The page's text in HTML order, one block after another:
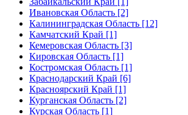
Ивановская Область [2]
Калининградская Область [12]
Камчатский Край [1]
Кемеровская Область [3]
Кировская Область [1]
Костромская Область [1]
Краснодарский Край [6]
Красноярский Край [1]
Курганская Область [2]
Курская Область [1]